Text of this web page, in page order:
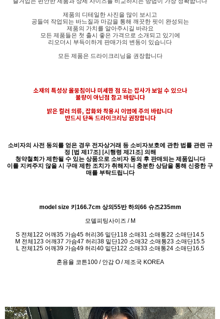
제품의 디테일한 사진을 많이 보시고
공들여 작업되는 바느질과 마감을 통해 깨끗한 핏이 완성되는
제품의 가치를 알아주시길 바라요
모든 제품들은 첫 출시 좋은 가격으로 소개되고 있기에
리오더시 부득이하게 판매가의 변동이 있습니다
모든 제품은 드라이크리닝을 권장합니다
소재의 특성상 올뭉침이나 미세한 점 또는 잡사가 보일 수 있으나
불량이 아닌점 참고 바랍니다
밝은 컬러 의류, 잡화와 착용시 이염에 주의 바랍니다
반드시 단독 드라이크리닝 권장합니다
소비자의 사전 동의를 얻은 경우 전자상거래 등 소비자보호에 관한 법률 관련 규
정 [법 제17조] [시행령 제21조] 의해
청약철회가 제한될 수 있는 상품으로 소비자 동의 후 판매되는 제품입니다
이를 지켜주지 않을 시 구매 제한 조치가 취해지니 충분한 상담을 통해 신중한 구
매를 부탁드립니다
model size 키166.7cm 상의55반 하의66 슈즈235mm
모델피팅사이즈 / M
S 전체122 어깨35 가슴45 허리36 밑단118 소매31 소매통22 소매단14.5
M 전체123 어깨37 가슴47 허리38 밑단120 소매32 소매통23 소매단15.5
L 전체125 어깨39 가슴49 허리40 밑단122 소매33 소매통24 소매단16.5
혼용율 코튼100 / 안감 O / 제조국 KOREA